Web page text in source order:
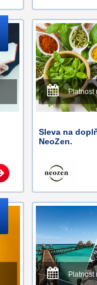
Platnost
Sleva na
NeoZen.
Platnost